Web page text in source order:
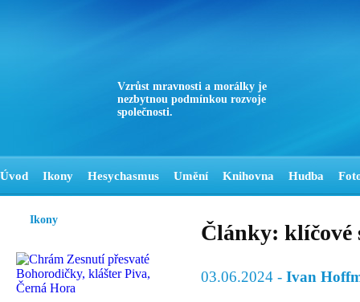
Vzrůst mravnosti a morálky je
nezbytnou podmínkou rozvoje
společnosti.
Úvod Ikony Hesychasmus Umění Knihovna Hudba
Ikony
Články: klíčové
03.06.2024 - Ivan